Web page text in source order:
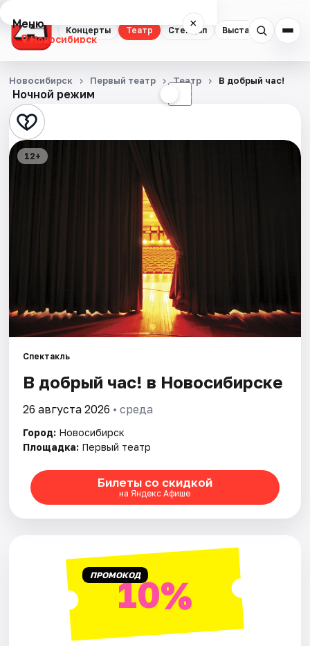
Концерты Театр Стендап Выставки
Меню ×
Новосибирск
Концерты
Театр
Стендап
Площадки
Артисты
Рейтинги
Ночной режим ☾
Новосибирск Первый театр Театр В добрый час!
12+
Спектакль
В добрый час! в Новосибирске
26 августа 2026 • среда
Город: Новосибирск
Площадка: Первый театр
Билеты со скидкой
на Яндекс Афише
ПРОМОКОД10%